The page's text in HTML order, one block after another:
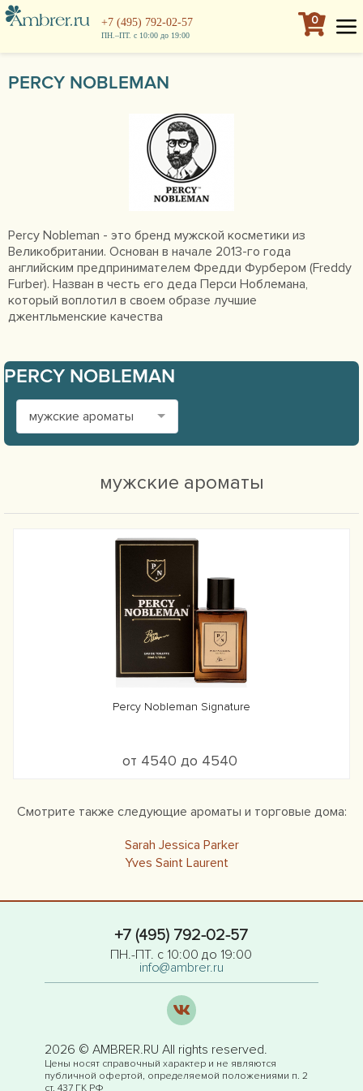
+7 (495) 792-02-57
ПН.–ПТ. с 10:00 до 19:00
0
PERCY NOBLEMAN
Percy Nobleman - это бренд мужской косметики из
Великобритании. Основан в начале 2013-го года
английским предпринимателем Фредди Фурбером (Freddy
Furber). Назван в честь его деда Перси Ноблемана,
который воплотил в своем образе лучшие
джентльменские качества
PERCY NOBLEMAN
мужские ароматы
мужские ароматы
Percy Nobleman Signature
от 4540 до 4540
Смотрите также следующие ароматы и торговые дома:
Sarah Jessica Parker
Yves Saint Laurent
+7 (495) 792-02-57
ПН.-ПТ. с 10:00 до 19:00
info@ambrer.ru
2026 © AMBRER.RU All rights reserved.
Цены носят справочный характер и не являются
публичной офертой, определяемой положениями п. 2
ст. 437 ГК РФ